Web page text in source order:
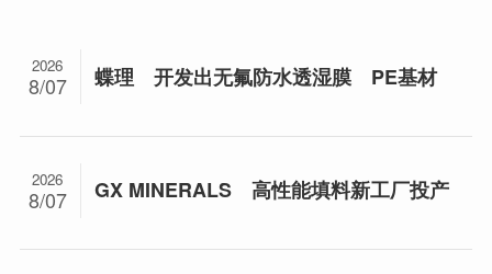
蝶理 开发出无氟防水透湿膜 PE基材
2026
8/07
GX MINERALS 高性能填料新工厂投产
2026
8/07